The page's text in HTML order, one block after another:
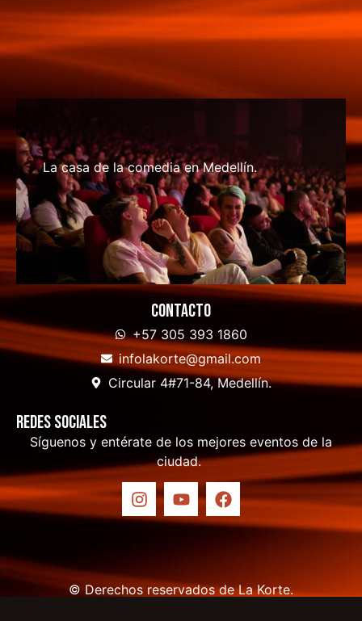
La casa de la comedia en Medellín.
Contacto
+57 305 393 1860
infolakorte@gmail.com
Circular 4#71-84, Medellín.
Redes sociales
Síguenos y entérate de los mejores eventos de la
ciudad.
© Derechos reservados de La Korte.